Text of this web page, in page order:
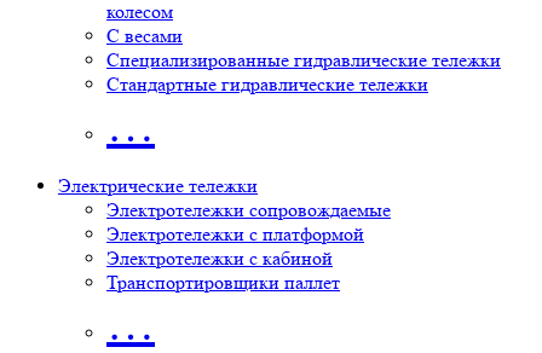
колесом
С весами
Специализированные гидравлические тележки
Стандартные гидравлические тележки
…
Электрические тележки
Электротележки сопровождаемые
Электротележки с платформой
Электротележки с кабиной
Транспортировщики паллет
…